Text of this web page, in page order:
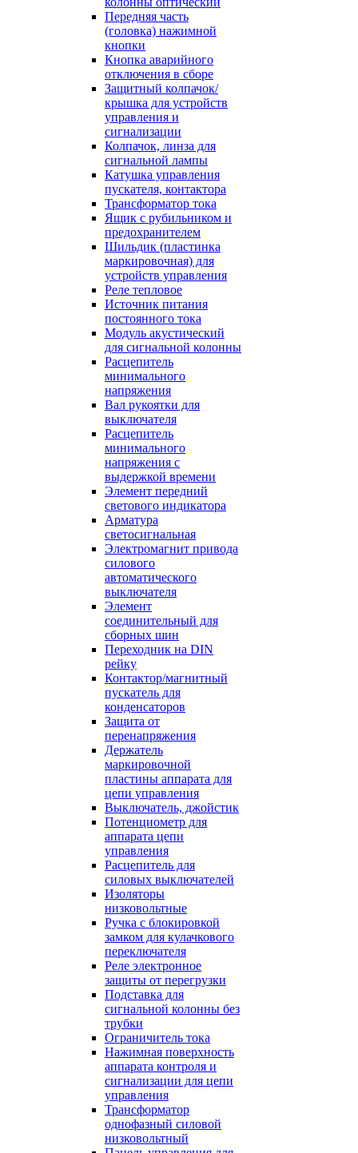
Передняя часть
(головка) нажимной
кнопки
Кнопка аварийного
отключения в сборе
Защитный колпачок/
крышка для устройств
управления и
сигнализации
Колпачок, линза для
сигнальной лампы
Катушка управления
пускателя, контактора
Трансформатор тока
Ящик с рубильником и
предохранителем
Шильдик (пластинка
маркировочная) для
устройств управления
Реле тепловое
Источник питания
постоянного тока
Модуль акустический
для сигнальной колонны
Расцепитель
минимального
напряжения
Вал рукоятки для
выключателя
Расцепитель
минимального
напряжения с
выдержкой времени
Элемент передний
светового индикатора
Арматура
светосигнальная
Электромагнит привода
силового
автоматического
выключателя
Элемент
соединительный для
сборных шин
Переходник на DIN
рейку
Контактор/магнитный
пускатель для
конденсаторов
Защита от
перенапряжения
Держатель
маркировочной
пластины аппарата для
цепи управления
Выключатель, джойстик
Потенциометр для
аппарата цепи
управления
Расцепитель для
силовых выключателей
Изоляторы
низковольтные
Ручка с блокировкой
замком для кулачкового
переключателя
Реле электронное
защиты от перегрузки
Подставка для
сигнальной колонны без
трубки
Ограничитель тока
Нажимная поверхность
аппарата контроля и
сигнализации для цепи
управления
Трансформатор
однофазный силовой
низковольтный